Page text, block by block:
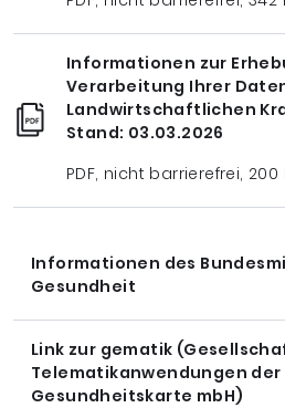
Informationen zur
Verarbeitung Ihrer
Landwirtschaftlichen
Stand: 03.03.2026
PDF, nicht barrierefrei, 200
Informationen des
Gesundheit
Link zur gematik
Telematikanwendungen der
Gesundheitskarte mbH)